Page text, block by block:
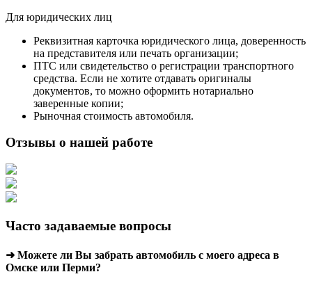
Для юридических лиц
Реквизитная карточка юридического лица, доверенность
на представителя или печать организации;
ПТС или свидетельство о регистрации транспортного
средства. Если не хотите отдавать оригиналы
документов, то можно оформить нотариально
заверенные копии;
Рыночная стоимость автомобиля.
Отзывы о нашей работе
Часто задаваемые вопросы
➜ Можете ли Вы забрать автомобиль с моего адреса в
Омске или Перми?